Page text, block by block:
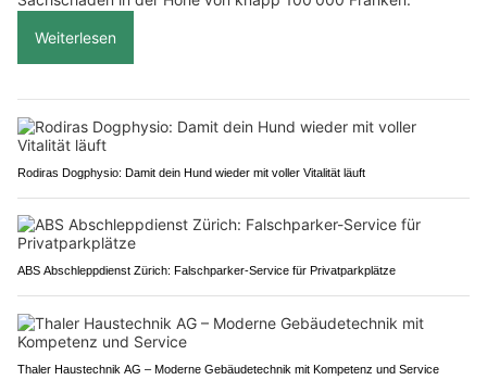
Weiterlesen
Rodiras Dogphysio: Damit dein Hund wieder mit voller Vitalität läuft
ABS Abschleppdienst Zürich: Falschparker-Service für Privatparkplätze
Thaler Haustechnik AG – Moderne Gebäudetechnik mit Kompetenz und Service